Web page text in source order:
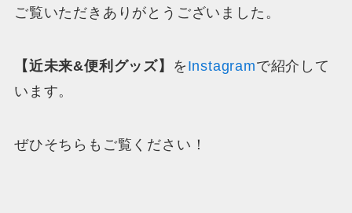
ご覧いただきありがとうございました。
【近未来&便利グッズ】 を Instagramで紹介して
います。
ぜひそちらもご覧ください！